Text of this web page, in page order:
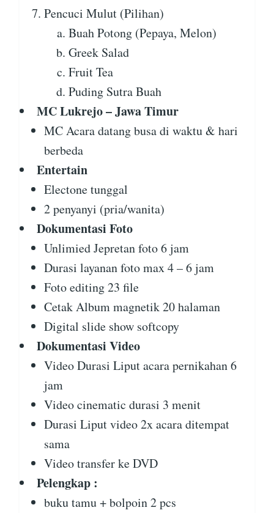
Pencuci Mulut (Pilihan)
Buah Potong (Pepaya, Melon)
Greek Salad
Fruit Tea
Puding Sutra Buah
MC Lukrejo – Jawa Timur
MC Acara datang busa di waktu & hari
berbeda
Entertain
Electone tunggal
2 penyanyi (pria/wanita)
Dokumentasi Foto
Unlimied Jepretan foto 6 jam
Durasi layanan foto max 4 – 6 jam
Foto editing 23 file
Cetak Album magnetik 20 halaman
Digital slide show softcopy
Dokumentasi Video
Video Durasi Liput acara pernikahan 6
jam
Video cinematic durasi 3 menit
Durasi Liput video 2x acara ditempat
sama
Video transfer ke DVD
Pelengkap :
buku tamu + bolpoin 2 pcs